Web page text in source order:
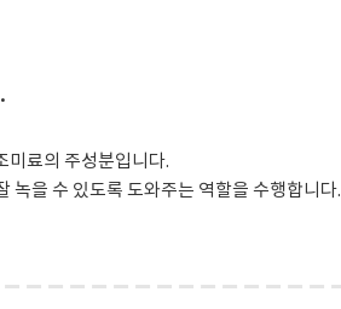
료의 주성분입니다.
을 수 있도록 도와주는 역할을 수행합니다.